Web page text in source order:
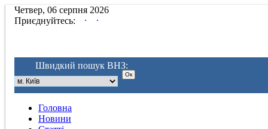
Четвер, 06 серпня 2026
Приєднуйтесь:
. .
Швидкий пошук ВНЗ:
Головна
Новини